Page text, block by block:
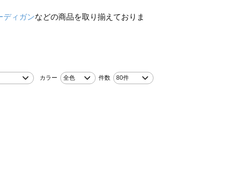
ディガンなどの商品を取り揃えておりま
カラー 全色 件数 80件